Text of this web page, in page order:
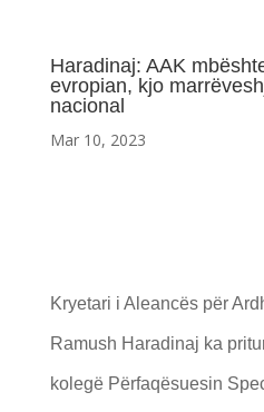
Haradinaj: AAK
evropian, kjo
nacional
Mar 10, 2023
Kryetari i Aleancës për
Ramush Haradinaj ka
kolegë Përfaqësuesin